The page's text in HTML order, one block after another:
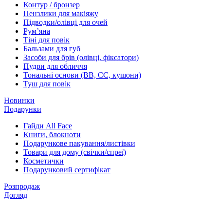
Контур / бронзер
Пензлики для макіяжу
Підводки/олівці для очей
Румʼяна
Тіні для повік
Бальзами для губ
Засоби для брів (олівці, фіксатори)
Пудри для обличчя
Тональні основи (BB, CC, кушони)
Туш для повік
Новинки
Подарунки
Гайди All Face
Книги, блокноти
Подарункове пакування/листівки
Товари для дому (свічки/спреї)
Косметички
Подарунковий сертифікат
Розпродаж
Догляд